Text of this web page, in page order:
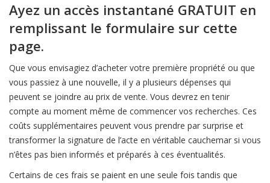
Ayez un accès instantané GRATUIT en
remplissant le formulaire sur cette
page.
Que vous envisagiez d’acheter votre première propriété ou que
vous passiez à une nouvelle, il y a plusieurs dépenses qui
peuvent se joindre au prix de vente. Vous devrez en tenir
compte au moment même de commencer vos recherches. Ces
coûts supplémentaires peuvent vous prendre par surprise et
transformer la signature de l’acte en véritable cauchemar si vous
n’êtes pas bien informés et préparés à ces éventualités.
Certains de ces frais se paient en une seule fois tandis que